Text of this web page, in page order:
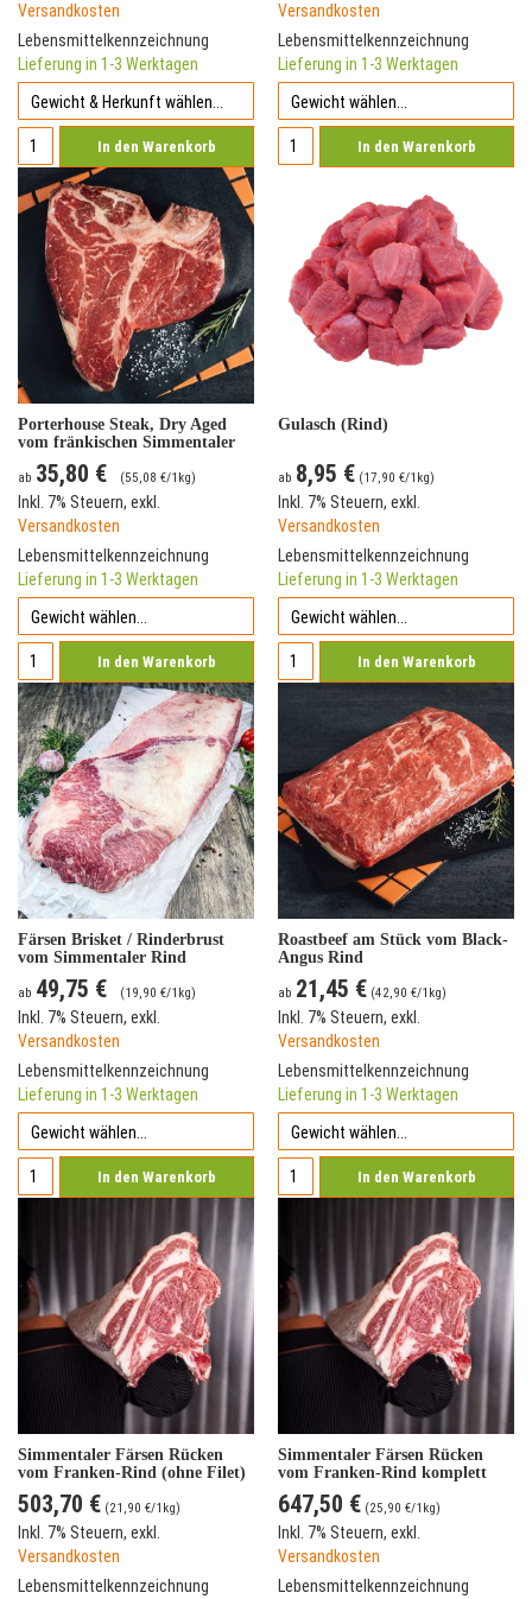
Versandkosten
Lebensmittelkennzeichnung
Lieferung in 1-3 Werktagen
In den Warenkorb
Versandkosten
Lebensmittelkennzeichnung
Lieferung in 1-3 Werktagen
In den Warenkorb
Porterhouse Steak, Dry Aged
vom fränkischen Simmentaler
Rind
ab 35,80 € (55,08 €/1kg)
Inkl. 7% Steuern, exkl.
Versandkosten
Lebensmittelkennzeichnung
Lieferung in 1-3 Werktagen
In den Warenkorb
Gulasch (Rind)
ab 8,95 € (17,90 €/1kg)
Inkl. 7% Steuern, exkl.
Versandkosten
Lebensmittelkennzeichnung
Lieferung in 1-3 Werktagen
In den Warenkorb
Färsen Brisket / Rinderbrust
vom Simmentaler Rind
ab 49,75 € (19,90 €/1kg)
Inkl. 7% Steuern, exkl.
Versandkosten
Lebensmittelkennzeichnung
Lieferung in 1-3 Werktagen
In den Warenkorb
Roastbeef am Stück vom Black-
Angus Rind
ab 21,45 € (42,90 €/1kg)
Inkl. 7% Steuern, exkl.
Versandkosten
Lebensmittelkennzeichnung
Lieferung in 1-3 Werktagen
In den Warenkorb
Simmentaler Färsen Rücken
vom Franken-Rind (ohne Filet)
*Prime Selektion &
Versandkostenfrei*
503,70 € (21,90 €/1kg)
Inkl. 7% Steuern, exkl.
Versandkosten
Lebensmittelkennzeichnung
Simmentaler Färsen Rücken
vom Franken-Rind komplett
(mit Filet) *Prime Selektion &
Versandkostenfrei*
647,50 € (25,90 €/1kg)
Inkl. 7% Steuern, exkl.
Versandkosten
Lebensmittelkennzeichnung